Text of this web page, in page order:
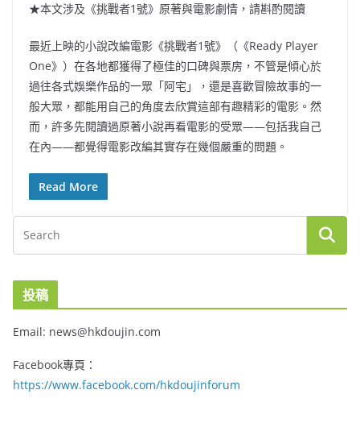
★本文涉及《挑戰者1號》原著與電影劇情，請斟酌閱讀
最近上映的小說改編電影《挑戰者1號》（《Ready Player
One》）在各地都獲得了極佳的口碑與票房，不管是傾心於
過往各式娛樂作品的一眾「阿宅」，還是喜歡冒險故事的一
般大眾，都能用自己的角度去欣賞這部有趣精彩的電影。然
而，許多先閱讀過原著小說再看電影的受眾——包括我自己
在內——都覺得電影改編其實存在幾個嚴重的問題。
Read More
投稿
Email: news@hkdoujin.com
Facebook專頁：
https://www.facebook.com/hkdoujinforum